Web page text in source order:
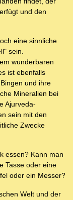
und den
eine sinnliche
sein.
wunderbaren
ist ebenfalls
und ihre
Mineralien bei
Ajurveda-
sein mit den
Zwecke
essen? Kann man
Tasse oder eine
oder ein Messer?
Welt und der